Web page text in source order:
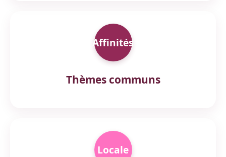
Affinités
Thèmes communs
Locale